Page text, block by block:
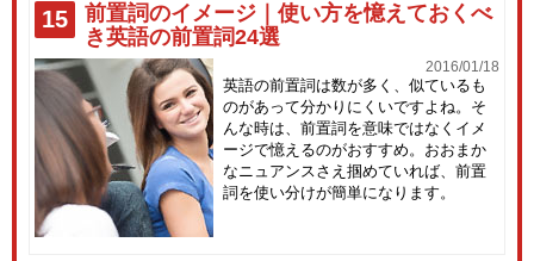
15
前置詞のイメージ｜使い方を憶えておくべ
き英語の前置詞24選
2016/01/18
英語の前置詞は数が多く、似ているも
のがあって分かりにくいですよね。そ
んな時は、前置詞を意味ではなくイメ
ージで憶えるのがおすすめ。おおまか
なニュアンスさえ掴めていれば、前置
詞を使い分けが簡単になります。